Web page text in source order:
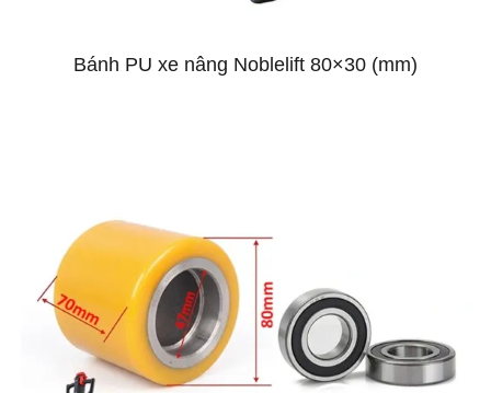
Bánh PU xe nâng Noblelift 80×30 (mm)